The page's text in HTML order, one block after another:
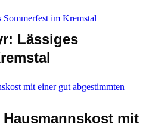
Lässiges
mit